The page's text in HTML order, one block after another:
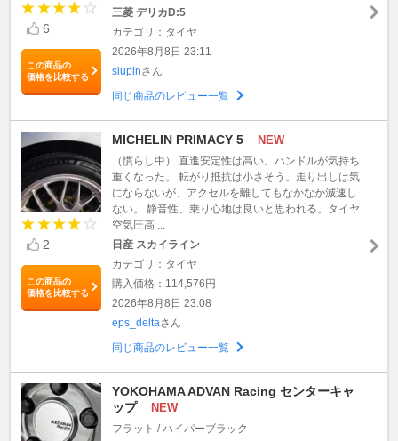
6
この商品の
価格を比較する
三菱 デリカD:5
カテゴリ：タイヤ
2026年8月8日 23:11
siupinさん
同じ商品のレビュー一覧
2
この商品の
価格を比較する
MICHELIN PRIMACY 5 NEW
（慣らし中） 直進安定性は高い。ハンドルが気持ち
重くなった。 転がり抵抗は小さそう。走り出しは気
にならないが、アクセルを離してもなかなか減速し
ない。 静音性、乗り心地は良いと思われる。タイヤ
空気圧高 ...
日産 スカイライン
カテゴリ：タイヤ
購入価格：114,576円
2026年8月8日 23:08
eps_deltaさん
同じ商品のレビュー一覧
YOKOHAMA ADVAN Racing センターキャ
ップ
NEW
フラット / ハイパーブラック